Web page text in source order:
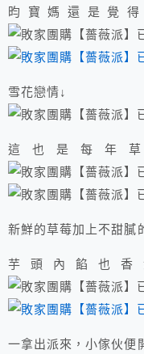
昀寶媽還是覺
雪花戀情↓
這也是每年
新鮮的草莓加上不甜膩
芋頭內餡也
一拿出派來，小傢伙便